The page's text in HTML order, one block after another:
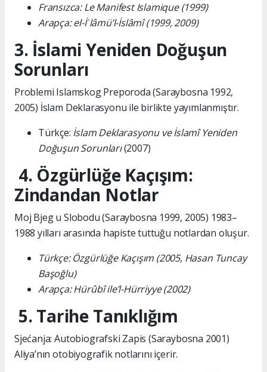
Fransızca: Le Manifest Islamique (1999)
Arapça: el-İʿlâmü’l-İslâmî (1999, 2009)
3. İslami Yeniden Doğuşun
Sorunları
Problemi Islamskog Preporoda (Saraybosna 1992,
2005) İslam Deklarasyonu ile birlikte yayımlanmıştır.
Türkçe: İslam Deklarasyonu ve İslamî Yeniden
Doğuşun Sorunları(2007)
4. Özgürlüğe Kaçışım:
Zindandan Notlar
Moj Bjeg u Slobodu (Saraybosna 1999, 2005) 1983–
1988 yılları arasında hapiste tuttuğu notlardan oluşur.
Türkçe: Özgürlüğe Kaçışım (2005, Hasan Tuncay
Başoğlu)
Arapça: Hürûbî ile’l-Hürriyye (2002)
5. Tarihe Tanıklığım
Sjećanja: Autobiografski Zapis (Saraybosna 2001)
Aliya’nın otobiyografik notlarını içerir.